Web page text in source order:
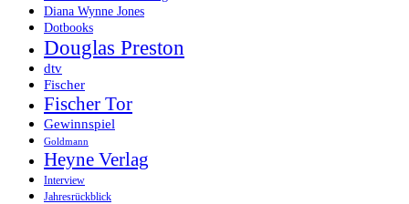
Diana Wynne Jones
Dotbooks
Douglas Preston
dtv
Fischer
Fischer Tor
Gewinnspiel
Goldmann
Heyne Verlag
Interview
Jahresrückblick